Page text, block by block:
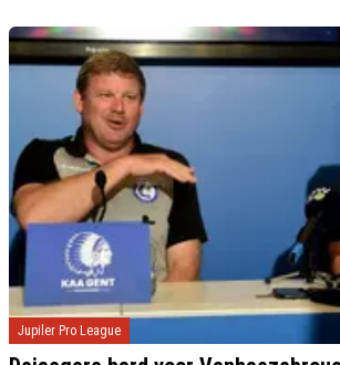
Jupiler Pro League